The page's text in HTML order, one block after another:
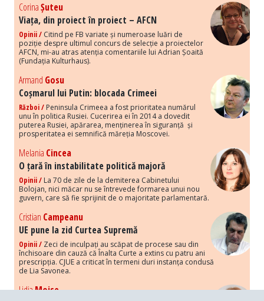
CorinaȘuteu
Viața, din proiect în proiect – AFCN
Opinii / Citind pe FB variate și numeroase luări de
poziție despre ultimul concurs de selecție a proiectelor
AFCN, mi-au atras atenția comentariile lui Adrian Șoaită
(Fundația Kulturhaus).
Armand Gosu
Coșmarul lui Putin: blocada Crimeei
Război / Peninsula Crimeea a fost prioritatea numărul
unu în politica Rusiei. Cucerirea ei în 2014 a dovedit
puterea Rusiei, apărarea, menținerea în siguranță și
prosperitatea ei semnifică măreția Moscovei.
Melania Cincea
O țară în instabilitate politică majoră
Opinii / La 70 de zile de la demiterea Cabinetului
Bolojan, nici măcar nu se întrevede formarea unui nou
guvern, care să fie sprijinit de o majoritate parlamentară.
Cristian Campeanu
UE pune la zid Curtea Supremă
Opinii / Zeci de inculpați au scăpat de procese sau din
închisoare din cauză că Înalta Curte a extins cu patru ani
prescripția. CJUE a criticat în termeni duri instanța condusă
de Lia Savonea.
LidiaMoise